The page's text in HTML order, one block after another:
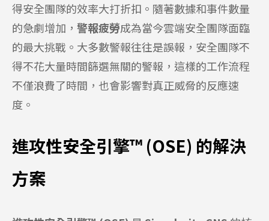
得安全團隊的效率大打折扣。隨著數據和事件數量
的急劇增加， 警報疲勞成為當今雲端安全團隊面臨
的最大挑戰。大多數警報往往是誤報，安全團隊不
得不花大量時間篩選無關的警報，這樣的工作流程
不僅浪費了時間，也會影響對真正威脅的反應速
度。
進攻性安全引擎™ (OSE) 的解決
方案